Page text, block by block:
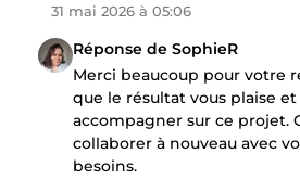
31 mai 2026 à 05:06
Réponse de SophieR
Merci beaucoup pour votre
que le résultat vous plaise
accompagner sur ce projet.
collaborer à nouveau avec
besoins.